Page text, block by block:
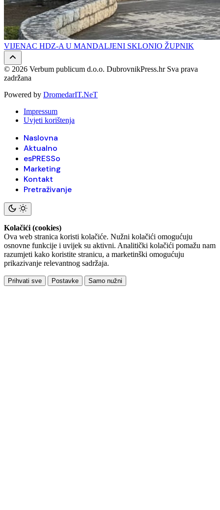
VIJENAC HDZ-A U MANDALJENI SKLONIO ŽUPNIK
© 2026 Verbum publicum d.o.o. DubrovnikPress.hr Sva prava
zadržana
Powered by DromedarIT.NeT
Impressum
Uvjeti korištenja
Naslovna
Aktualno
esPRESSo
Marketing
Kontakt
Pretraživanje
Kolačići (cookies)
Ova web stranica koristi kolačiće. Nužni kolačići omogućuju
osnovne funkcije i uvijek su aktivni. Analitički kolačići pomažu nam
razumjeti kako koristite stranicu, a marketinški omogućuju
prikazivanje relevantnog sadržaja.
Prihvati sve Postavke Samo nužni